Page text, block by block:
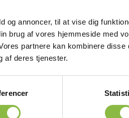
og annoncer, til at vise dig
brug af vores hjemmeside med
partnere kan kombinere
af deres tjenester.
brugt i de boglige fag